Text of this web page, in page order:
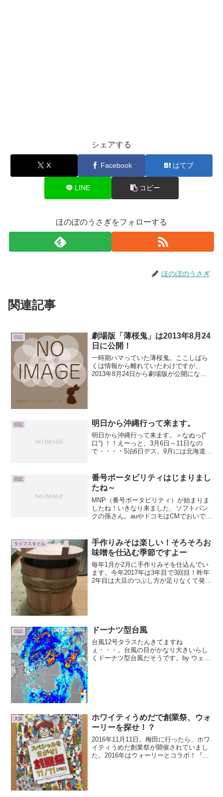
シェアする
X Facebook はてブ
LINE コピー
ほのぼのうさぎをフォローする
ほのぼのうさぎ
関連記事
日記
劇場版「薄桜鬼」は2013年8月24
日に公開！
一時期ハマっていた薄桜鬼。ここしばら
くは情報から離れていたわけですが、
2013年8月24日から劇場版が公開になる
日記 明日から沖縄行って来ます。
明日から沖縄行って来ます。＞なぬっ(°
口°) ！！えーっと。3月6日～11日なの
で・・・・5泊6日デス。9月には北海道に
の 沖縄の旅題して 「沖縄5泊6日の旅
～ハイキング...
日記
番号ポータビリティはじまりまし
たね～
MNP（番号ポータビリティ）が始まりま
したね！いきなり来ました、ソフトバン
クの孫さん。auやドコモはCMでおいでお
のでやる気がないのかなと思ってた
ら・・・ソフトバンク...
ライフスタイル
手作りみそは楽しい！そろそろお
味噌を仕込む季節ですよー
毎年1月か2月に手作りみそを仕込んでい
ます。今年2017年は3年目で3回目！昨年
2年目は大豆のつぶし方が足りなくて発酵
日記 ドーナツ型台風
台風12号タラスたんきてますね
ぇ・・・。台風の目がかなり大きいらし
くドーナツ型台風だそうです。by ウェザ
大阪
ホワイティうめだで創業祭、ウォ
ーリーを探せ！？
2016年11月11日。梅田に行ったら、ホワ
イティうめだ創業祭が開催されていまし
た。2016年はウォーリーとコラボ！『ホ